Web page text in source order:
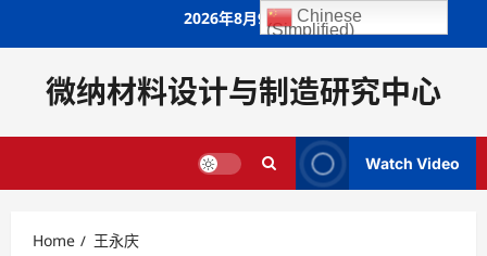
2026年8月9日
微纳材料设计与制造研究中心
Watch Video
Home 王永庆
Chinese
(Simplified)